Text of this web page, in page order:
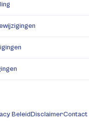
BeleidDisclaimerContact